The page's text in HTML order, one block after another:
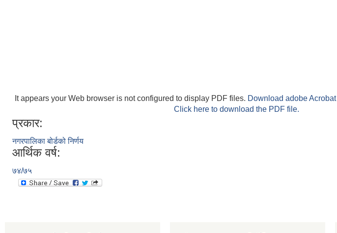
It appears your Web browser is not configured to display PDF files. Download adobe Acrobat
Click here to download the PDF file.
प्रकार:
नगरपालिका बोर्डको निर्णय
आर्थिक वर्ष:
७४/७५